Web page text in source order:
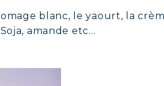
blanc, le yaourt, la
amande etc…